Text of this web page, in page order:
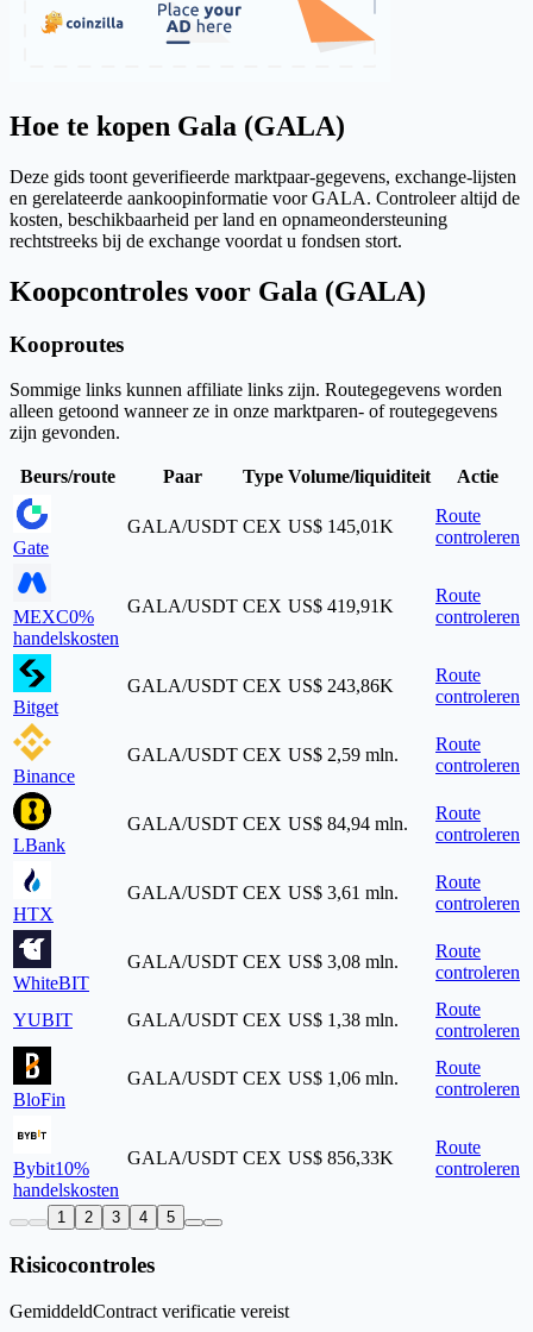
Hoe te kopen Gala (GALA)
Deze gids toont geverifieerde marktpaar-gegevens, exchange-lijsten
en gerelateerde aankoopinformatie voor GALA. Controleer altijd de
kosten, beschikbaarheid per land en opnameondersteuning
rechtstreeks bij de exchange voordat u fondsen stort.
Koopcontroles voor Gala (GALA)
Kooproutes
Sommige links kunnen affiliate links zijn. Routegegevens worden
alleen getoond wanneer ze in onze marktparen- of routegegevens
zijn gevonden.
Beurs/route Paar Type Volume/liquiditeit Actie
Gate
GALA/USDT CEX US$ 145,01K
Route
controleren
MEXC0%
handelskosten
GALA/USDT CEX US$ 419,91K
Route
controleren
Bitget
GALA/USDT CEX US$ 243,86K
Route
controleren
Binance
GALA/USDT CEX US$ 2,59 mln.
Route
controleren
LBank
GALA/USDT CEX US$ 84,94 mln.
Route
controleren
HTX
GALA/USDT CEX US$ 3,61 mln.
Route
controleren
WhiteBIT
GALA/USDT CEX US$ 3,08 mln.
Route
controleren
YUBIT GALA/USDT CEX US$ 1,38 mln.
Route
controleren
BloFin
GALA/USDT CEX US$ 1,06 mln.
Route
controleren
Bybit10%
handelskosten
GALA/USDT CEX US$ 856,33K
Route
controleren
1 2 3 4 5
Risicocontroles
GemiddeldContract verificatie vereist